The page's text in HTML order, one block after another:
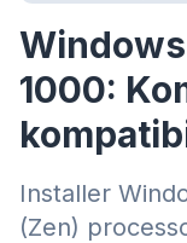
Windows
1000:
Installer
(Zen)